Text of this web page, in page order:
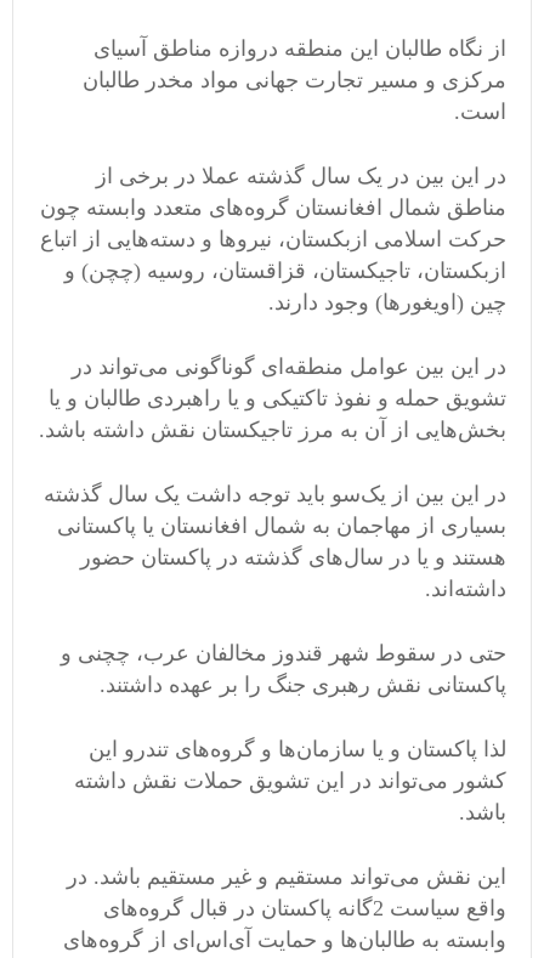
از نگاه طالبان این منطقه دروازه مناطق آسیای
مرکزی و مسیر تجارت جهانی مواد مخدر طالبان
است.
در این بین در یک سال گذشته عملا در برخی از
مناطق شمال افغانستان گروه‌های متعدد وابسته چون
حرکت اسلامی ازبکستان، نیروها و دسته‌هایی از اتباع
ازبکستان، تاجیکستان، قزاقستان، روسیه (چچن) و
چین (اویغورها) وجود دارند.
در این بین عوامل منطقه‌ای گوناگونی می‌تواند در
تشویق حمله و نفوذ تاکتیکی و یا راهبردی طالبان و یا
بخش‌هایی از آن به مرز تاجیکستان نقش داشته باشد.
در این بین از یک‌سو باید توجه داشت یک سال گذشته
بسیاری از مهاجمان به شمال افغانستان یا پاکستانی
هستند و یا در سال‌های گذشته در پاکستان حضور
داشته‌‌اند.
حتی در سقوط شهر قندوز مخالفان عرب، چچنی و
پاکستانی نقش رهبری جنگ را بر عهده داشتند.
لذا پاکستان و یا سازمان‌ها و گروه‌های تندرو این
کشور می‌تواند در این تشویق حملات نقش داشته
باشد.
این نقش می‌تواند مستقیم و غیر مستقیم باشد. در
واقع سیاست 2‌گانه پاکستان در قبال گروه‌های
وابسته به طالبان‌ها و حمایت آی‌اس‌ای از گروه‌های